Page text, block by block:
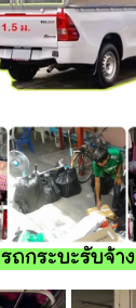
รถกระบะรับจ้าง